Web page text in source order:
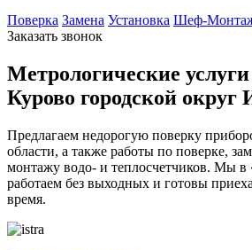
Поверка Замена Установка Шеф-
Заказать звонок
Метрологические
Курово городской округ
Предлагаем недорогую поверку
области, а также работы по поверке,
монтажу водо- и теплосчетчиков. Мы в
работаем без выходных и готовы
время.